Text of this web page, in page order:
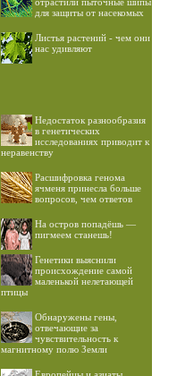
для защиты от насекомых
Листья растений - чем они
нас удивляют
Недостаток разнообразия
в генетических
исследованиях приводит к
неравенству
Расшифровка генома
ячменя принесла больше
вопросов, чем ответов
На остров попадёшь —
пигмеем станешь!
Генетики выяснили
происхождение самой
маленькой нелетающей
птицы
Обнаружены гены,
отвечающие за
чувствительность к
магнитному полю Земли